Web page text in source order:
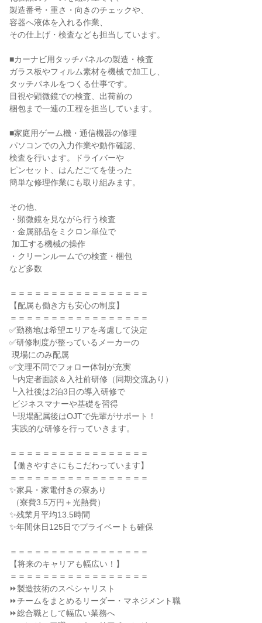
製造番号・重さ・向きのチェックや、
容器へ液体を入れる作業、
その仕上げ・検査なども担当しています。
■カーナビ用タッチパネルの製造・検査
ガラス板やフィルム素材を機械で加工し、
タッチパネルをつくる仕事です。
目視や顕微鏡での検査、出荷前の
梱包まで一連の工程を担当しています。
■家庭用ゲーム機・通信機器の修理
パソコンでの入力作業や動作確認、
検査を行います。ドライバーや
ピンセット、はんだごてを使った
簡単な修理作業にも取り組みます。
その他、
・顕微鏡を見ながら行う検査
・金属部品をミクロン単位で
・クリーンルームでの検査・梱包
など多数
＝＝＝＝＝＝＝＝＝＝＝＝＝＝＝＝＝
【配属も働き方も安心の制度】
＝＝＝＝＝＝＝＝＝＝＝＝＝＝＝＝＝
✅勤務地は希望エリアを考慮して決定
✅研修制度が整っているメーカーの
✅文理不問でフォロー体制が充実
┗内定者面談＆入社前研修（同期交流あり）
┗入社後は2泊3日の導入研修で
┗現場配属後はOJTで先輩がサポート！
＝＝＝＝＝＝＝＝＝＝＝＝＝＝＝＝＝
【働きやすさにもこだわっています】
＝＝＝＝＝＝＝＝＝＝＝＝＝＝＝＝＝
✨家具・家電付きの寮あり
✨残業月平均13.5時間
✨年間休日125日でプライベートも確保
＝＝＝＝＝＝＝＝＝＝＝＝＝＝＝＝＝
【将来のキャリアも幅広い！】
＝＝＝＝＝＝＝＝＝＝＝＝＝＝＝＝＝
⏩製造技術のスペシャリスト
⏩チームをまとめるリーダー・マネジメント職
⏩総合職として幅広い業務へ